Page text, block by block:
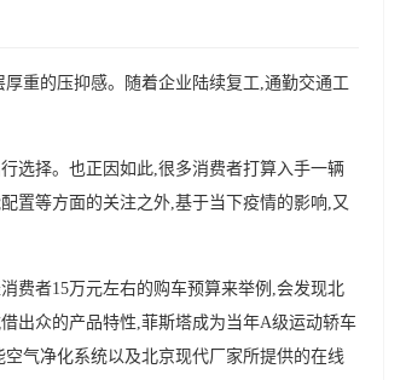
重的压抑感。随着企业陆续复工,通勤交通工
选择。也正因如此,很多消费者打算入手一辆
置等方面的关注之外,基于当下疫情的影响,又
费者15万元左右的购车预算来举例,会发现北
出众的产品特性,菲斯塔成为当年A级运动轿车
气净化系统以及北京现代厂家所提供的在线